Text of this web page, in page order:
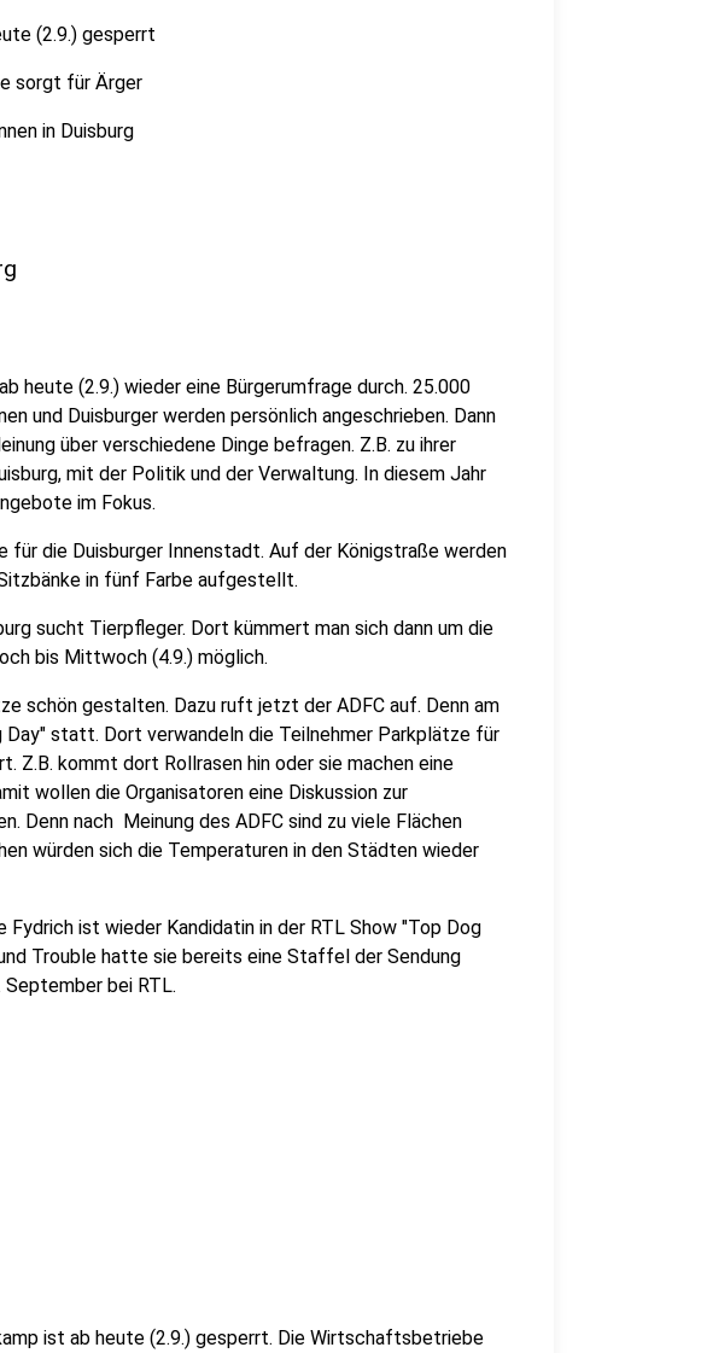
(2.9.) gesperrt
sorgt für Ärger
in Duisburg
heute (2.9.) wieder eine Bürgerumfrage durch. 25.000
und Duisburger werden persönlich angeschrieben. Dann
über verschiedene Dinge befragen. Z.B. zu ihrer
mit der Politik und der Verwaltung. In diesem Jahr
im Fokus.
für die Duisburger Innenstadt. Auf der Königstraße werden
in fünf Farbe aufgestellt.
sucht Tierpfleger. Dort kümmert man sich dann um die
bis Mittwoch (4.9.) möglich.
schön gestalten. Dazu ruft jetzt der ADFC auf. Denn am
statt. Dort verwandeln die Teilnehmer Parkplätze für
Z.B. kommt dort Rollrasen hin oder sie machen eine
wollen die Organisatoren eine Diskussion zur
Denn nach Meinung des ADFC sind zu viele Flächen
würden sich die Temperaturen in den Städten wieder
Fydrich ist wieder Kandidatin in der RTL Show "Top Dog
Trouble hatte sie bereits eine Staffel der Sendung
bei RTL.
ist ab heute (2.9.) gesperrt. Die Wirtschaftsbetriebe